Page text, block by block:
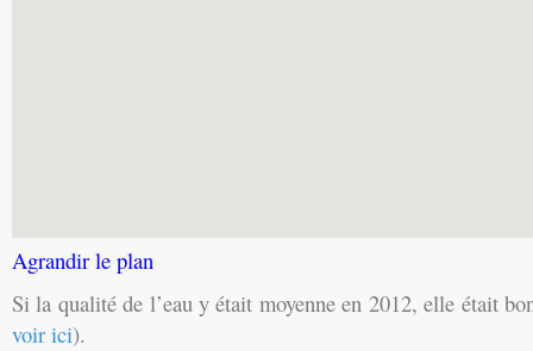
Agrandir le plan
Si la qualité de l’eau y était moyenne en 2012, elle était
voir ici).